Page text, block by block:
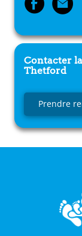
Contacter
Thetford
Prendre